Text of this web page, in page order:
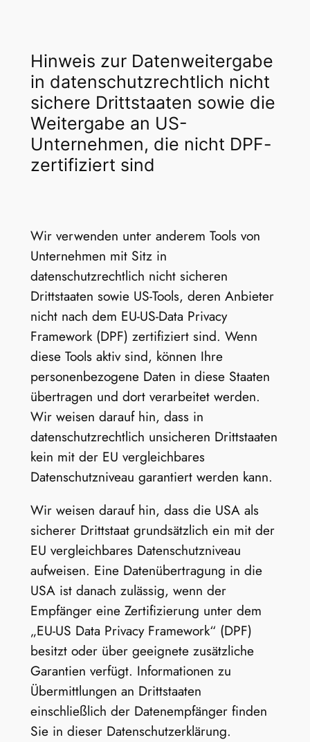
Hinweis zur Datenweitergabe
in datenschutzrechtlich nicht
sichere Drittstaaten sowie die
Weitergabe an US-
Unternehmen, die nicht DPF-
zertifiziert sind
Wir verwenden unter anderem Tools von
Unternehmen mit Sitz in
datenschutzrechtlich nicht sicheren
Drittstaaten sowie US-Tools, deren Anbieter
nicht nach dem EU-US-Data Privacy
Framework (DPF) zertifiziert sind. Wenn
diese Tools aktiv sind, können Ihre
personenbezogene Daten in diese Staaten
übertragen und dort verarbeitet werden.
Wir weisen darauf hin, dass in
datenschutzrechtlich unsicheren Drittstaaten
kein mit der EU vergleichbares
Datenschutzniveau garantiert werden kann.
Wir weisen darauf hin, dass die USA als
sicherer Drittstaat grundsätzlich ein mit der
EU vergleichbares Datenschutzniveau
aufweisen. Eine Datenübertragung in die
USA ist danach zulässig, wenn der
Empfänger eine Zertifizierung unter dem
„EU-US Data Privacy Framework“ (DPF)
besitzt oder über geeignete zusätzliche
Garantien verfügt. Informationen zu
Übermittlungen an Drittstaaten
einschließlich der Datenempfänger finden
Sie in dieser Datenschutzerklärung.